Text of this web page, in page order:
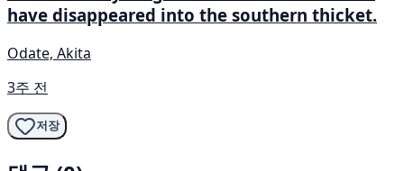
have disappeared into the southern thicket.
Odate, Akita
3주 전
저장